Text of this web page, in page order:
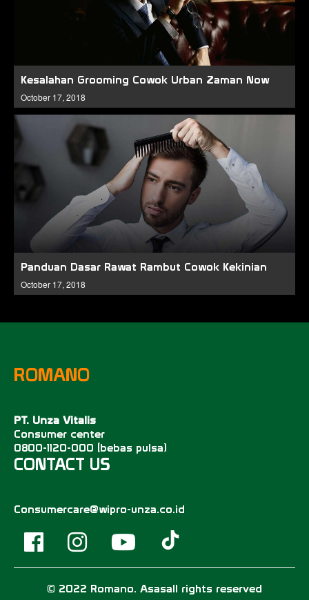
Kesalahan Grooming Cowok Urban Zaman Now
October 17, 2018
Panduan Dasar Rawat Rambut Cowok Kekinian
October 17, 2018
ROMANO
PT. Unza Vitalis
Consumer center
0800-1120-000 (bebas pulsa)
CONTACT US
Consumercare@wipro-unza.co.id
© 2022 Romano. Asasall rights reserved